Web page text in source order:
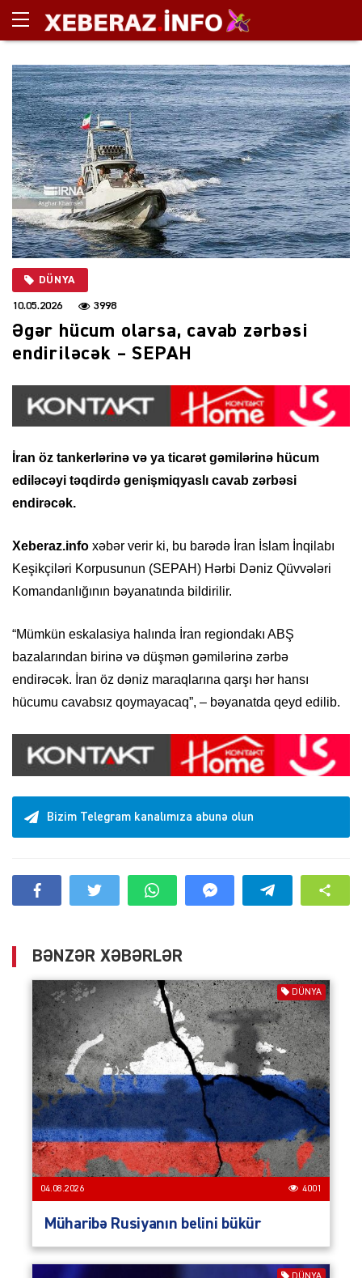
DÜNYA
10.05.2026 3998
Əgər hücum olarsa, cavab zərbəsi
endiriləcək – SEPAH
İran öz tankerlərinə və ya ticarət gəmilərinə hücum
ediləcəyi təqdirdə genişmiqyaslı cavab zərbəsi
endirəcək.
Xeberaz.info xəbər verir ki, bu barədə İran İslam İnqilabı
Keşikçiləri Korpusunun (SEPAH) Hərbi Dəniz Qüvvələri
Komandanlığının bəyanatında bildirilir.
“Mümkün eskalasiya halında İran regiondakı ABŞ
bazalarından birinə və düşmən gəmilərinə zərbə
endirəcək. İran öz dəniz maraqlarına qarşı hər hansı
hücumu cavabsız qoymayacaq”, – bəyanatda qeyd edilib.
Bizim Telegram kanalımıza abunə olun
BƏNZƏR XƏBƏRLƏR
DÜNYA
04.08.2026 4001
Müharibə Rusiyanın belini bükür